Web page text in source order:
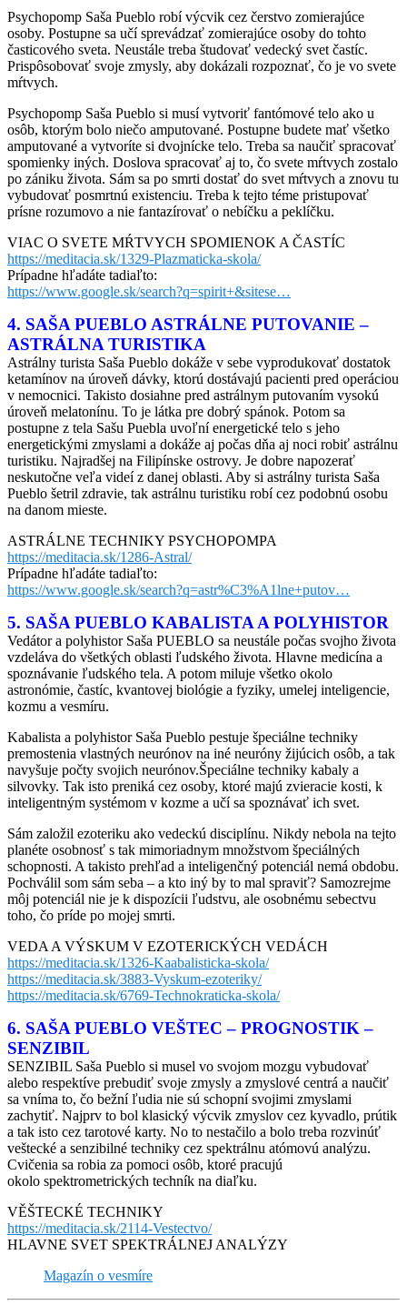
Psychopomp Saša Pueblo robí výcvik cez čerstvo zomierajúce
osoby. Postupne sa učí sprevádzať zomierajúce osoby do tohto
časticového sveta. Neustále treba študovať vedecký svet častíc.
Prispôsobovať svoje zmysly, aby dokázali rozpoznať, čo je vo svete
mŕtvych.
Psychopomp Saša Pueblo si musí vytvoriť fantómové telo ako u
osôb, ktorým bolo niečo amputované. Postupne budete mať všetko
amputované a vytvoríte si dvojnícke telo. Treba sa naučiť spracovať
spomienky iných. Doslova spracovať aj to, čo svete mŕtvych zostalo
po zániku života. Sám sa po smrti dostať do svet mŕtvych a znovu tu
vybudovať posmrtnú existenciu. Treba k tejto téme pristupovať
prísne rozumovo a nie fantazírovať o nebíčku a peklíčku.
VIAC O SVETE MŔTVYCH SPOMIENOK A ČASTÍC
https://meditacia.sk/1329-Plazmaticka-skola/
Prípadne hľadáte tadiaľto:
https://www.google.sk/search?q=spirit+&sitese…
4. SAŠA PUEBLO ASTRÁLNE PUTOVANIE –
ASTRÁLNA TURISTIKA
Astrálny turista Saša Pueblo dokáže v sebe vyprodukovať dostatok
ketamínov na úroveň dávky, ktorú dostávajú pacienti pred operáciou
v nemocnici. Takisto dosiahne pred astrálnym putovaním vysokú
úroveň melatonínu. To je látka pre dobrý spánok. Potom sa
postupne z tela Sašu Puebla uvoľní energetické telo s jeho
energetickými zmyslami a dokáže aj počas dňa aj noci robiť astrálnu
turistiku. Najradšej na Filipínske ostrovy. Je dobre napozerať
neskutočne veľa videí z danej oblasti. Aby si astrálny turista Saša
Pueblo šetril zdravie, tak astrálnu turistiku robí cez podobnú osobu
na danom mieste.
ASTRÁLNE TECHNIKY PSYCHOPOMPA
https://meditacia.sk/1286-Astral/
Prípadne hľadáte tadiaľto:
https://www.google.sk/search?q=astr%C3%A1lne+putov…
5. SAŠA PUEBLO KABALISTA A POLYHISTOR
Vedátor a polyhistor Saša PUEBLO sa neustále počas svojho života
vzdeláva do všetkých oblasti ľudského života. Hlavne medicína a
spoznávanie ľudského tela. A potom miluje všetko okolo
astronómie, častíc, kvantovej biológie a fyziky, umelej inteligencie,
kozmu a vesmíru.
Kabalista a polyhistor Saša Pueblo pestuje špeciálne techniky
premostenia vlastných neurónov na iné neuróny žijúcich osôb, a tak
navyšuje počty svojich neurónov.Špeciálne techniky kabaly a
silvovky. Tak isto preniká cez osoby, ktoré majú zvieracie kosti, k
inteligentným systémom v kozme a učí sa spoznávať ich svet.
Sám založil ezoteriku ako vedeckú disciplínu. Nikdy nebola na tejto
planéte osobnosť s tak mimoriadnym množstvom špeciálných
schopnosti. A takisto prehľad a inteligenčný potenciál nemá obdobu.
Pochválil som sám seba – a kto iný by to mal spraviť? Samozrejme
môj potenciál nie je k dispozícii ľudstvu, ale osobnému sebectvu
toho, čo príde po mojej smrti.
VEDA A VÝSKUM V EZOTERICKÝCH VEDÁCH
https://meditacia.sk/1326-Kaabalisticka-skola/
https://meditacia.sk/3883-Vyskum-ezoteriky/
https://meditacia.sk/6769-Technokraticka-skola/
6. SAŠA PUEBLO VEŠTEC – PROGNOSTIK –
SENZIBIL
SENZIBIL Saša Pueblo si musel vo svojom mozgu vybudovať
alebo respektíve prebudiť svoje zmysly a zmyslové centrá a naučiť
sa vníma to, čo bežní ľudia nie sú schopní svojimi zmyslami
zachytiť. Najprv to bol klasický výcvik zmyslov cez kyvadlo, prútik
a tak isto cez tarotové karty. No to nestačilo a bolo treba rozvinúť
veštecké a senzibilné techniky cez spektrálnu atómovú analýzu.
Cvičenia sa robia za pomoci osôb, ktoré pracujú
okolo spektrometrických techník na diaľku.
VĚŠTECKÉ TECHNIKY
https://meditacia.sk/2114-Vestectvo/
HLAVNE SVET SPEKTRÁLNEJ ANALÝZY
Magazín o vesmíre